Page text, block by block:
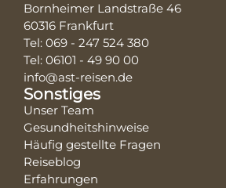
Bornheimer Landstraße 46
60316 Frankfurt
Tel: 069 - 247 524 380
Tel: 06101 - 49 90 00
info@ast-reisen.de
Sonstiges
Unser Team
Gesundheitshinweise
Häufig gestellte Fragen
Reiseblog
Erfahrungen